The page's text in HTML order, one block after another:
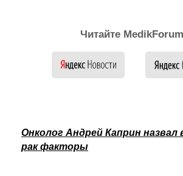
Читайте
Онколог Андрей Каприн
рак факторы